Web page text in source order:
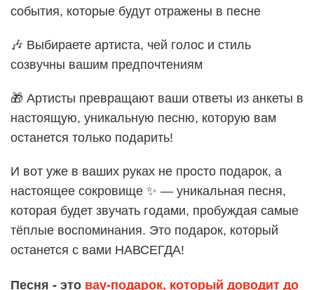
события, которые будут отражены в песне
🎶 Выбираете артиста, чей голос и стиль
созвучны вашим предпочтениям
🎁 Артисты превращают ваши ответы из анкеты в
настоящую, уникальную песню, которую вам
останется только подарить!
И вот уже в ваших руках не просто подарок, а
настоящее сокровище ✨ — уникальная песня,
которая будет звучать годами, пробуждая самые
тёплые воспоминания. Это подарок, который
останется с вами НАВСЕГДА!
Песня - это вау-подарок, который доводит до